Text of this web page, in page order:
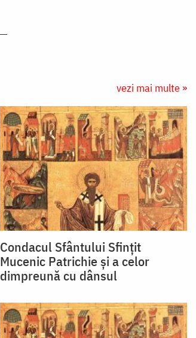
vezi mai multe »
Condacul Sfântului Sfinţit
Mucenic Patrichie şi a celor
dimpreună cu dânsul